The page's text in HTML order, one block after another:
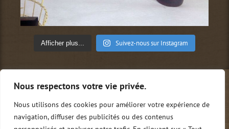
Nous respectons votre vie privée.
Nous utilisons des cookies pour améliorer votre expérience de
navigation, diffuser des publicités ou des contenus
Afficher plus... Suivez-nous sur Instagram
Qui sommes-nous ?
Conditions générales de vente
Nous contacter
0